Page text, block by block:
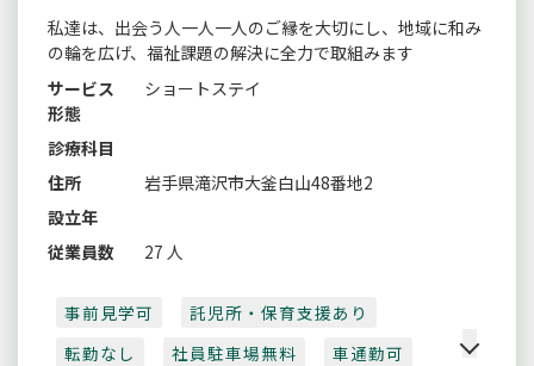
私達は、出会う人一人一人のご縁を大切にし、地域に和み
の輪を広げ、福祉課題の解決に全力で取組みます
サービス
形態
ショートステイ
診療科目
住所
岩手県滝沢市大釜白山48番地2
設立年
従業員数
27 人
事前見学可
託児所・保育支援あり
転勤なし
社員駐車場無料 車通勤可